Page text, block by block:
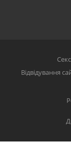
Відвідування